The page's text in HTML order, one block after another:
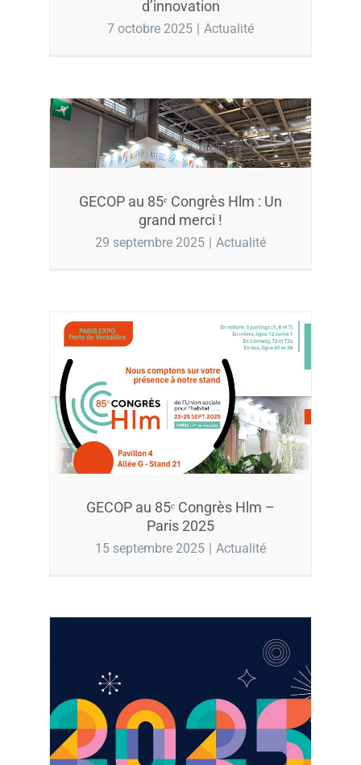
d’innovation
7 octobre 2025 | Actualité
GECOP au 85ᵉ Congrès Hlm : Un
grand merci !
29 septembre 2025 | Actualité
GECOP au 85ᵉ Congrès Hlm –
Paris 2025
15 septembre 2025 | Actualité